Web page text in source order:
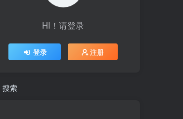
HI！请登录
登录 注册
搜索